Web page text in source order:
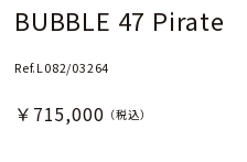
BUBBLE 47 Pirate
Ref.L082/03264
￥715,000 （税込）